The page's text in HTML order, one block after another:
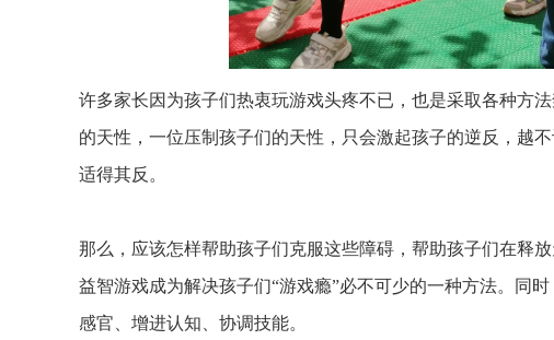
许多家长因为孩子们热衷玩游戏头疼不已，也是采取各种方
的天性，一位压制孩子们的天性，只会激起孩子的逆反，越
适得其反。
那么，应该怎样帮助孩子们克服这些障碍，帮助孩子们在释
益智游戏成为解决孩子们“游戏瘾”必不可少的一种方法。同
感官、增进认知、协调技能。